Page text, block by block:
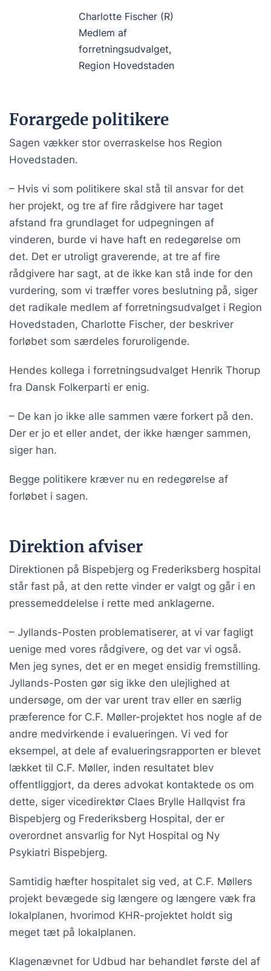
Charlotte Fischer (R)
Medlem af
forretningsudvalget,
Region Hovedstaden
Forargede politikere
Sagen vækker stor overraskelse hos Region
Hovedstaden.
– Hvis vi som politikere skal stå til ansvar for det
her projekt, og tre af fire rådgivere har taget
afstand fra grundlaget for udpegningen af
vinderen, burde vi have haft en redegørelse om
det. Det er utroligt graverende, at tre af fire
rådgivere har sagt, at de ikke kan stå inde for den
vurdering, som vi træffer vores beslutning på, siger
det radikale medlem af forretningsudvalget i Region
Hovedstaden, Charlotte Fischer, der beskriver
forløbet som særdeles foruroligende.
Hendes kollega i forretningsudvalget Henrik Thorup
fra Dansk Folkerparti er enig.
– De kan jo ikke alle sammen være forkert på den.
Der er jo et eller andet, der ikke hænger sammen,
siger han.
Begge politikere kræver nu en redegørelse af
forløbet i sagen.
Direktion afviser
Direktionen på Bispebjerg og Frederiksberg hospital
står fast på, at den rette vinder er valgt og går i en
pressemeddelelse i rette med anklagerne.
– Jyllands-Posten problematiserer, at vi var fagligt
uenige med vores rådgivere, og det var vi også.
Men jeg synes, det er en meget ensidig fremstilling.
Jyllands-Posten gør sig ikke den ulejlighed at
undersøge, om der var urent trav eller en særlig
præference for C.F. Møller-projektet hos nogle af de
andre medvirkende i evalueringen. Vi ved for
eksempel, at dele af evalueringsrapporten er blevet
lækket til C.F. Møller, inden resultatet blev
offentliggjort, da deres advokat kontaktede os om
dette, siger vicedirektør Claes Brylle Hallqvist fra
Bispebjerg og Frederiksberg Hospital, der er
overordnet ansvarlig for Nyt Hospital og Ny
Psykiatri Bispebjerg.
Samtidig hæfter hospitalet sig ved, at C.F. Møllers
projekt bevægede sig længere og længere væk fra
lokalplanen, hvorimod KHR-projektet holdt sig
meget tæt på lokalplanen.
Klagenævnet for Udbud har behandlet første del af